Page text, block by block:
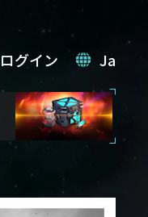
ログイン Ja